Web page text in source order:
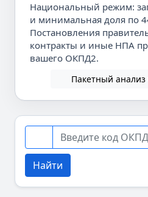
Национальный режим:
и минимальная доля по
Постановления
контракты и иные НПА
вашего ОКПД2.
Пакетный
Код ОКПД2
Найти